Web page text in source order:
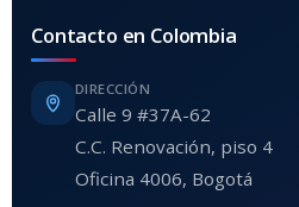
Contacto en Colombia
DIRECCIÓN
Calle 9 #37A-62
C.C. Renovación, piso 4
Oficina 4006, Bogotá